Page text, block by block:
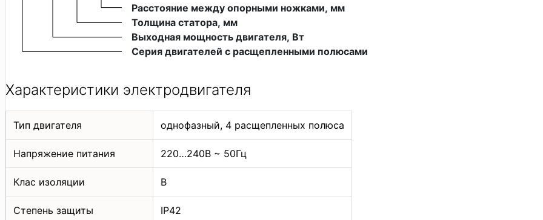
Расстояние между опорными ножками, мм
Толщина статора, мм
Выходная мощность двигателя, Вт
Серия двигателей с расщепленными полюсами
Характеристики электродвигателя
Тип двигателя однофазный, 4 расщепленных полюса
Напряжение питания 220…240В ~ 50Гц
Клас изоляции B
Степень защиты IP42